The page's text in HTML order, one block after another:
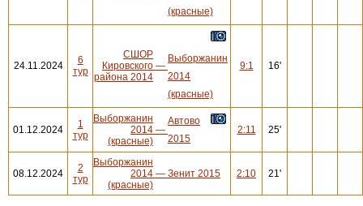
(красные)
24.11.2024
6
тур
СШОР
Кировского
района 2014
—
Выборжанин
2014
(красные)
9:1 16'
01.12.2024
1
тур
Выборжанин
2014
(красные)
—
Автово
2015
2:11 25'
08.12.2024
2
тур
Выборжанин
2014
(красные)
— Зенит 2015 2:10 21'